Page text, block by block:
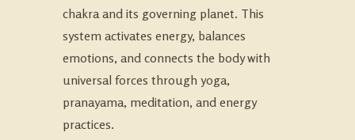
chakra and its governing planet. This
system activates energy, balances
emotions, and connects the body with
universal forces through yoga,
pranayama, meditation, and energy
practices.